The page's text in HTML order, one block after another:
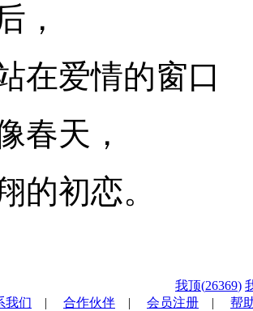
，
在爱情的窗口
春天，
的初恋。
我顶(26369)
我们 | 合作伙伴 | 会员注册 | 帮